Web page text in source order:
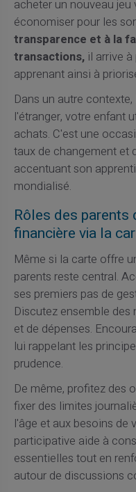
acheter un nouveau
économiser pour les
transparence et à la
transactions,il arrive à
apprenant ainsi à
Dans un autre
l'étranger, votre enfant
achats. C'est une
taux de changement et
accentuant son
mondialisé.
Rôles des
financière via la
Même si la carte offre
parents reste central.
ses premiers pas de
Discutez ensemble
et de dépenses.
lui rappelant les
prudence.
De même, profitez des
fixer des limites
l'âge et aux besoins de
participative aide à
essentielles tout en
autour de discussions